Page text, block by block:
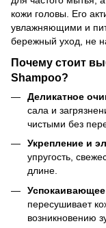
кожи головы. Его
увлажняющими и
бережный уход, не
Почему стоит
Shampoo?
Деликатное
сала и
чистыми без
Укрепление и
упругость,
длине.
пересушивает
возникновению